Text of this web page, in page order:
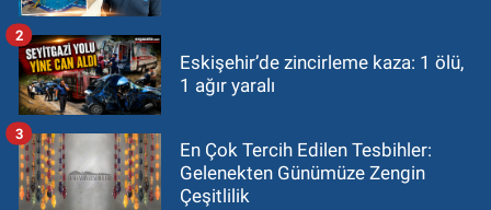
Eskişehir’de zincirleme kaza: 1 ölü,
1 ağır yaralı
2
En Çok Tercih Edilen Tesbihler:
Gelenekten Günümüze Zengin
Çeşitlilik
3